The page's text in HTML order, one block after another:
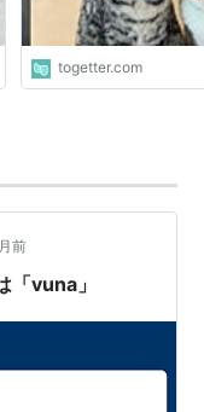
togetter.com
前
「vuna」